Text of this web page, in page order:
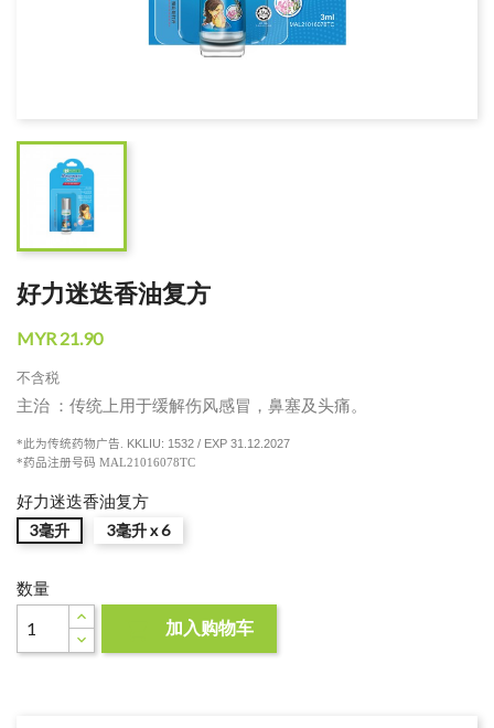
好力迷迭香油复方
MYR 21.90
不含税
主治 ：传统上用于缓解伤风感冒，鼻塞及头痛。
*此为传统药物广告 KKLIU: 1532 / EXP 31.12.2027
*药品注册号码 MAL21016078TC
好力迷迭香油复方
3毫升 3毫升 x 6
数量
加入购物车